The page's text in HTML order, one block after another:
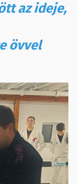
az ideje,
övvel